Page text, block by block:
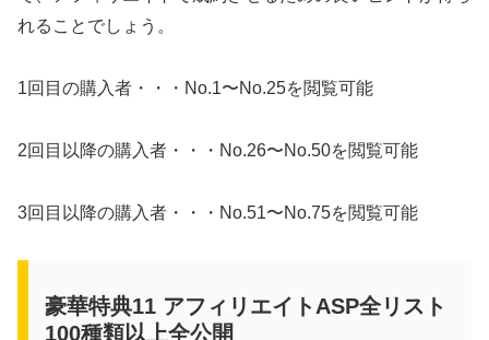
れることでしょう。
1回目の購入者・・・No.1〜No.25を閲覧可能
2回目以降の購入者・・・No.26〜No.50を閲覧可能
3回目以降の購入者・・・No.51〜No.75を閲覧可能
豪華特典11 アフィリエイトASP全リスト
100種類以上全公開